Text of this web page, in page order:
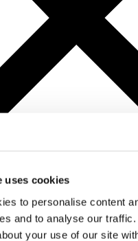
uses cookies
to personalise content
and to analyse our
your use of our site